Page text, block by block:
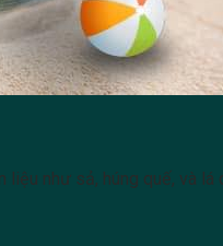
như sả, húng quế, và